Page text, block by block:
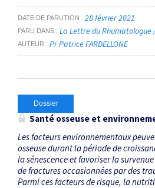
DATE DE PARUTION 28 février 2021
PARU DANS La Lettre du Rhumatologue
AUTEUR Pr Patrice FARDELLONE
Dossier
Santé osseuse et
Les facteurs environnementaux
osseuse durant la période de
la sénescence et favoriser la
de fractures occasionnées par des
Parmi ces facteurs de risque, la